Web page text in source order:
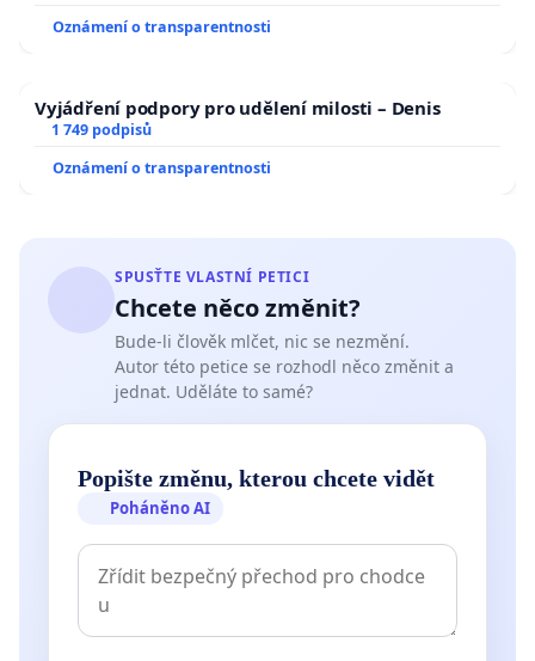
Oznámení o transparentnosti
Vyjádření podpory pro udělení milosti – Denis
1 749 podpisů
Oznámení o transparentnosti
SPUSŤTE VLASTNÍ PETICI
Chcete něco změnit?
Bude-li člověk mlčet, nic se nezmění.
Autor této petice se rozhodl něco změnit a
jednat. Uděláte to samé?
Popište změnu, kterou chcete vidět
Poháněno AI